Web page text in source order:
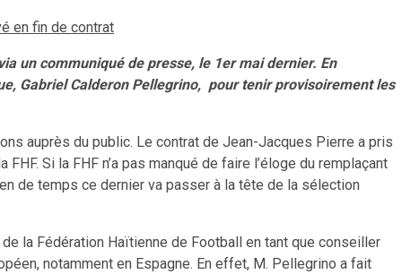
en fin de contrat
un communiqué de presse, le 1er mai dernier. En
Gabriel Calderon Pellegrino, pour tenir provisoirement les
auprès du public. Le contrat de Jean-Jacques Pierre a pris
Si la FHF n’a pas manqué de faire l’éloge du remplaçant
de temps ce dernier va passer à la tête de la sélection
la Fédération Haïtienne de Football en tant que conseiller
notamment en Espagne. En effet, M. Pellegrino a fait